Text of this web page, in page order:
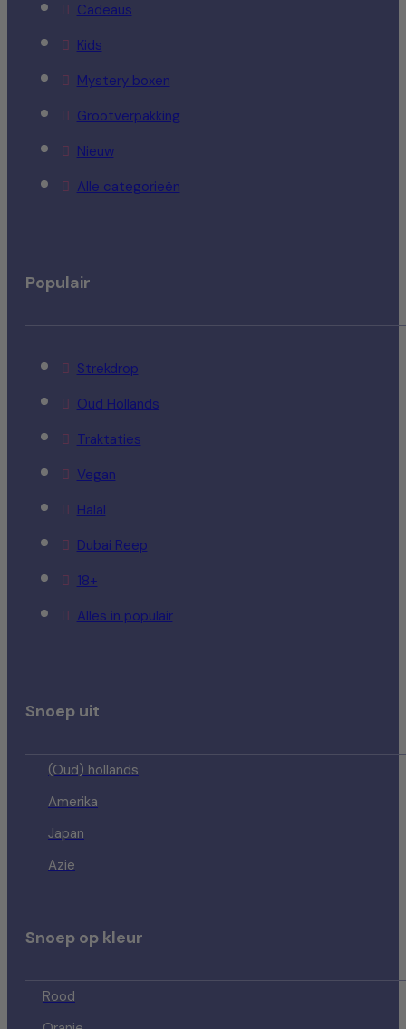
Cadeaus
Kids
Mystery boxen
Grootverpakking
Nieuw
Alle categorieën
Populair
Strekdrop
Oud Hollands
Traktaties
Vegan
Halal
Dubai Reep
18+
Alles in populair
Snoep uit
(Oud) hollands
Amerika
Japan
Azië
Snoep op kleur
Rood